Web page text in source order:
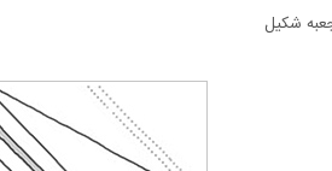
شکیل